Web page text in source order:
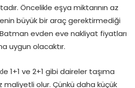
Öncelikle eşya miktarının az
büyük bir araç gerektirmediği
evden eve nakliyat fiyatları
uygun olacaktır.
1+1 ve 2+1 gibi daireler taşıma
maliyetli olur. Çünkü daha küçük